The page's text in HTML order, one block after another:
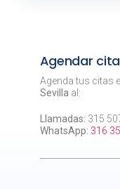
Agendar
Agenda tus citas
Sevilla al:
Llamadas: 315
WhatsApp: 316